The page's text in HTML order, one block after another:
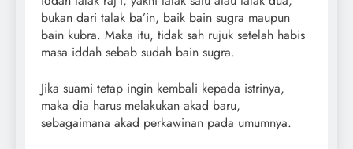
bukan dari talak ba’in, baik bain sugra maupun
bain kubra. Maka itu, tidak sah rujuk setelah habis
masa iddah sebab sudah bain sugra.
Jika suami tetap ingin kembali kepada istrinya,
maka dia harus melakukan akad baru,
sebagaimana akad perkawinan pada umumnya.